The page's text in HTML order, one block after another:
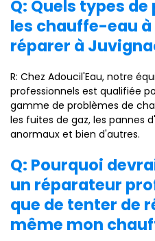
Q: Quels types
les chauffe-eau
réparer à
R: Chez Adoucil'Eau, notre
professionnels est qualifiée
gamme de problèmes de
les fuites de gaz, les pannes
anormaux et bien d'autres.
Q: Pourquoi
un réparateur
que de tenter de
même mon